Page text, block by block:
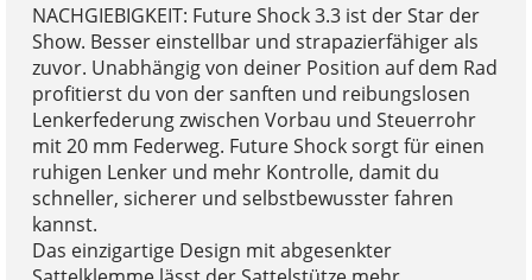
NACHGIEBIGKEIT: Future Shock 3.3 ist der Star der
Show. Besser einstellbar und strapazierfähiger als
zuvor. Unabhängig von deiner Position auf dem Rad
profitierst du von der sanften und reibungslosen
Lenkerfederung zwischen Vorbau und Steuerrohr
mit 20 mm Federweg. Future Shock sorgt für einen
ruhigen Lenker und mehr Kontrolle, damit du
schneller, sicherer und selbstbewusster fahren
kannst.
Das einzigartige Design mit abgesenkter